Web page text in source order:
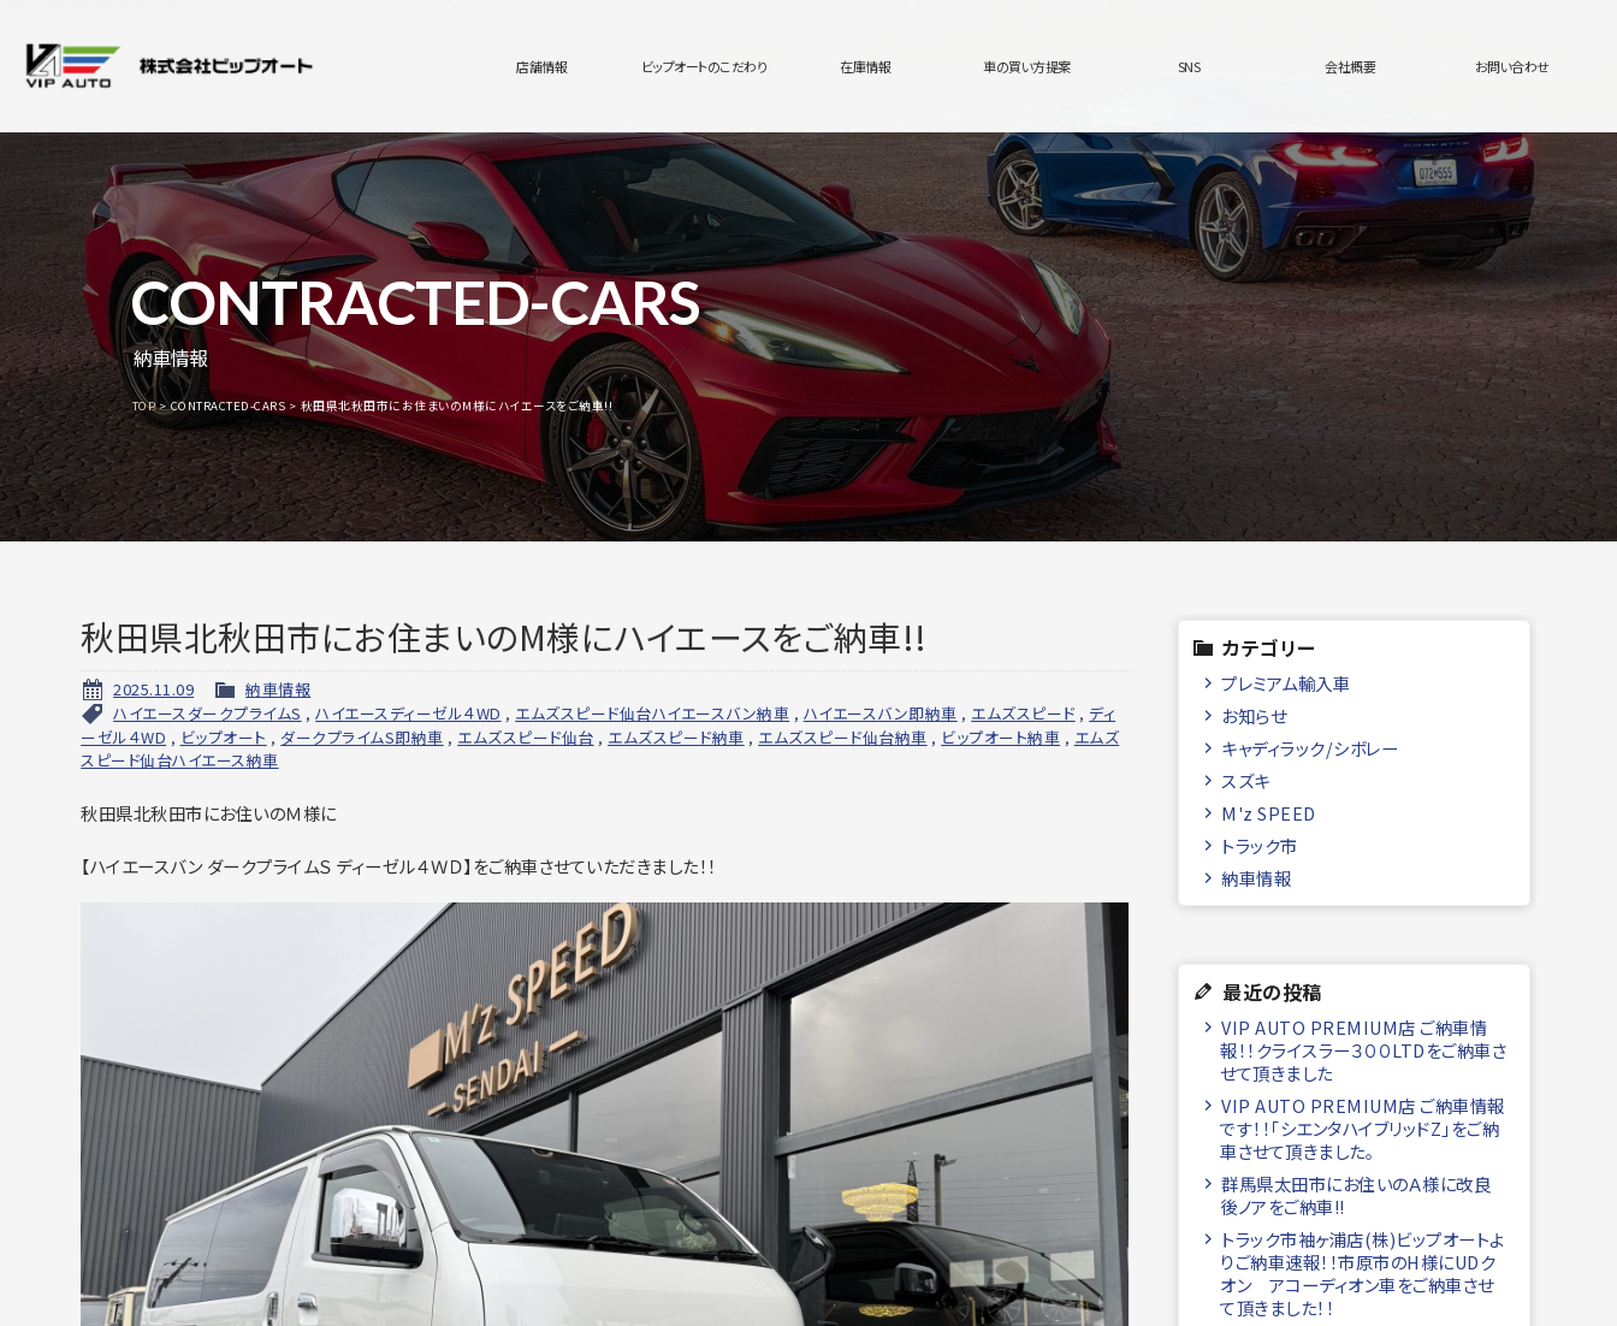
店舗情報 ビップオートのこだわり 在庫情報 車の買い方提案 SNS 会社概要 お問い合わせ
CONTRACTED-CARS
納車情報
TOP CONTRACTED-CARS 秋田県北秋田市にお住まいのM様にハイエースをご納車!!
秋田県北秋田市にお住まいのM様にハイエースをご納車!!
2025.11.09
納車情報
ハイエースダークプライムS ,ハイエースディーゼル４WD , エムズスピード仙台ハイエースバン納車 , ハイエースバン即納車 , エムズスピード , ディ
ーゼル４WD , ビップオート , ダークプライムS即納車 , エムズスピード仙台 , エムズスピード納車 , エムズスピード仙台納車 , ビップオート納車 , エムズ
スピード仙台ハイエース納車
秋田県北秋田市にお住いのＭ様に
【ハイエースバン ダークプライムＳ ディーゼル４ＷＤ】をご納車させていただきました！！
カテゴリー
プレミアム輸入車
お知らせ
キャディラック/シボレー
スズキ
M'z SPEED
トラック市
納車情報
最近の投稿
VIP AUTO PREMIUM店 ご納車情
報！！クライスラー３００LTDをご納車さ
せて頂きました
VIP AUTO PREMIUM店 ご納車情報
です！！「シエンタハイブリッドZ」をご納
車させて頂きました。
群馬県太田市にお住いのＡ様に改良
後ノアをご納車!!
トラック市袖ヶ浦店(株)ビップオートよ
りご納車速報！！市原市のH様にUDク
オン アコーディオン車をご納車させ
て頂きました！！